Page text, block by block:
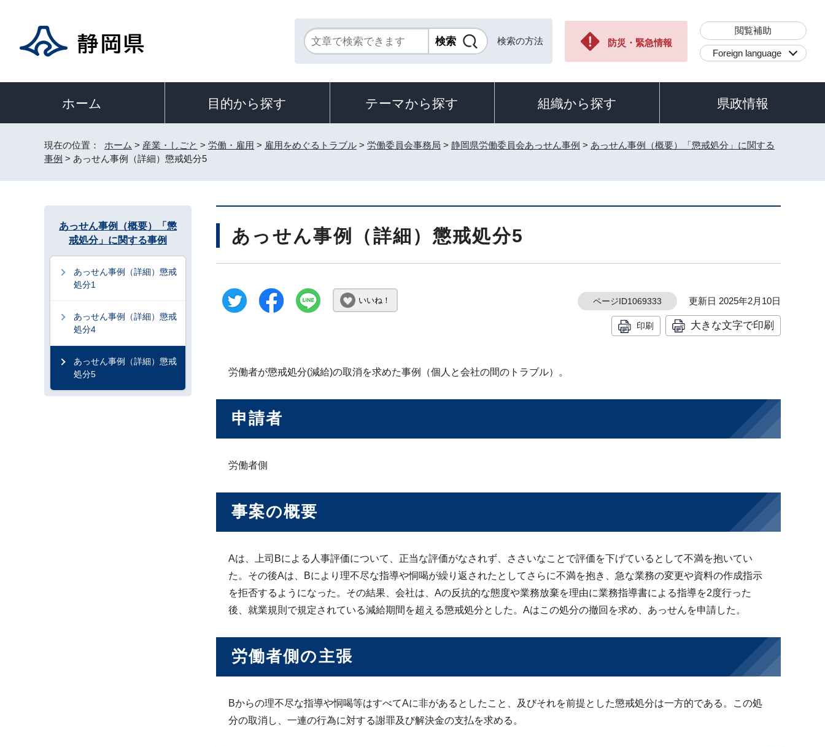
検索の方法 防災・緊急情報
閲覧補助
Foreign language
ホーム 目的から探す テーマから探す 組織から探す 県政情報
現在の位置： ホーム > 産業・しごと > 労働・雇用 > 雇用をめぐるトラブル > 労働委員会事務局 > 静岡県労働委員会あっせん事例 > あっせん事例（概要）「懲戒処分」に関する
事例 > あっせん事例（詳細）懲戒処分5
あっせん事例（詳細）懲戒処分5
いいね！ ページID1069333 更新日 2025年2月10日
印刷 大きな文字で印刷
労働者が懲戒処分(減給)の取消を求めた事例（個人と会社の間のトラブル）。
申請者
労働者側
事案の概要
Aは、上司Bによる人事評価について、正当な評価がなされず、ささいなことで評価を下げているとして不満を抱いてい
た。その後Aは、Bにより理不尽な指導や恫喝が繰り返されたとしてさらに不満を抱き、急な業務の変更や資料の作成指示
を拒否するようになった。その結果、会社は、Aの反抗的な態度や業務放棄を理由に業務指導書による指導を2度行った
後、就業規則で規定されている減給期間を超える懲戒処分とした。Aはこの処分の撤回を求め、あっせんを申請した。
労働者側の主張
Bからの理不尽な指導や恫喝等はすべてAに非があるとしたこと、及びそれを前提とした懲戒処分は一方的である。この処
分の取消し、一連の行為に対する謝罪及び解決金の支払を求める。
あっせん事例（概要）「懲
戒処分」に関する事例
あっせん事例（詳細）懲戒
処分1
あっせん事例（詳細）懲戒
処分4
あっせん事例（詳細）懲戒
処分5